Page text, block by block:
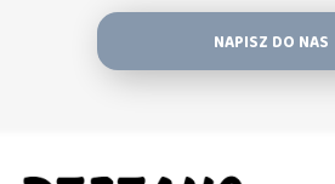
NAPISZ DO NAS